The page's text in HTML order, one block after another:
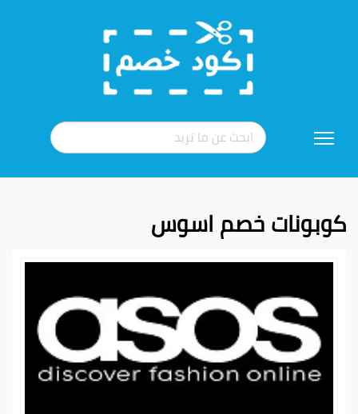
إلى
كوبونات خصم اسوس